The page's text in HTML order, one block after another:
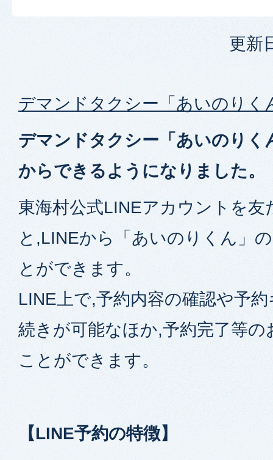
更新
デマンドタクシー「あいのりく
デマンドタクシー「あいのりく
からできるようになりました。
東海村公式LINE​​アカウントを友
と,LINE​から「あいのりくん」
とができます。
LINE上で,予約内容の確認や予
続きが可能なほか,予約完了等
ことができます。
【LINE予約の特徴】